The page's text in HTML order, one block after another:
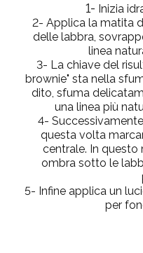
1- Inizia
2- Applica la matita
delle labbra,
linea
3- La chiave del
brownie" sta nella
dito, sfuma
una linea più
4-
questa volta
centrale. In questo
ombra sotto le
5- Infine applica un
per